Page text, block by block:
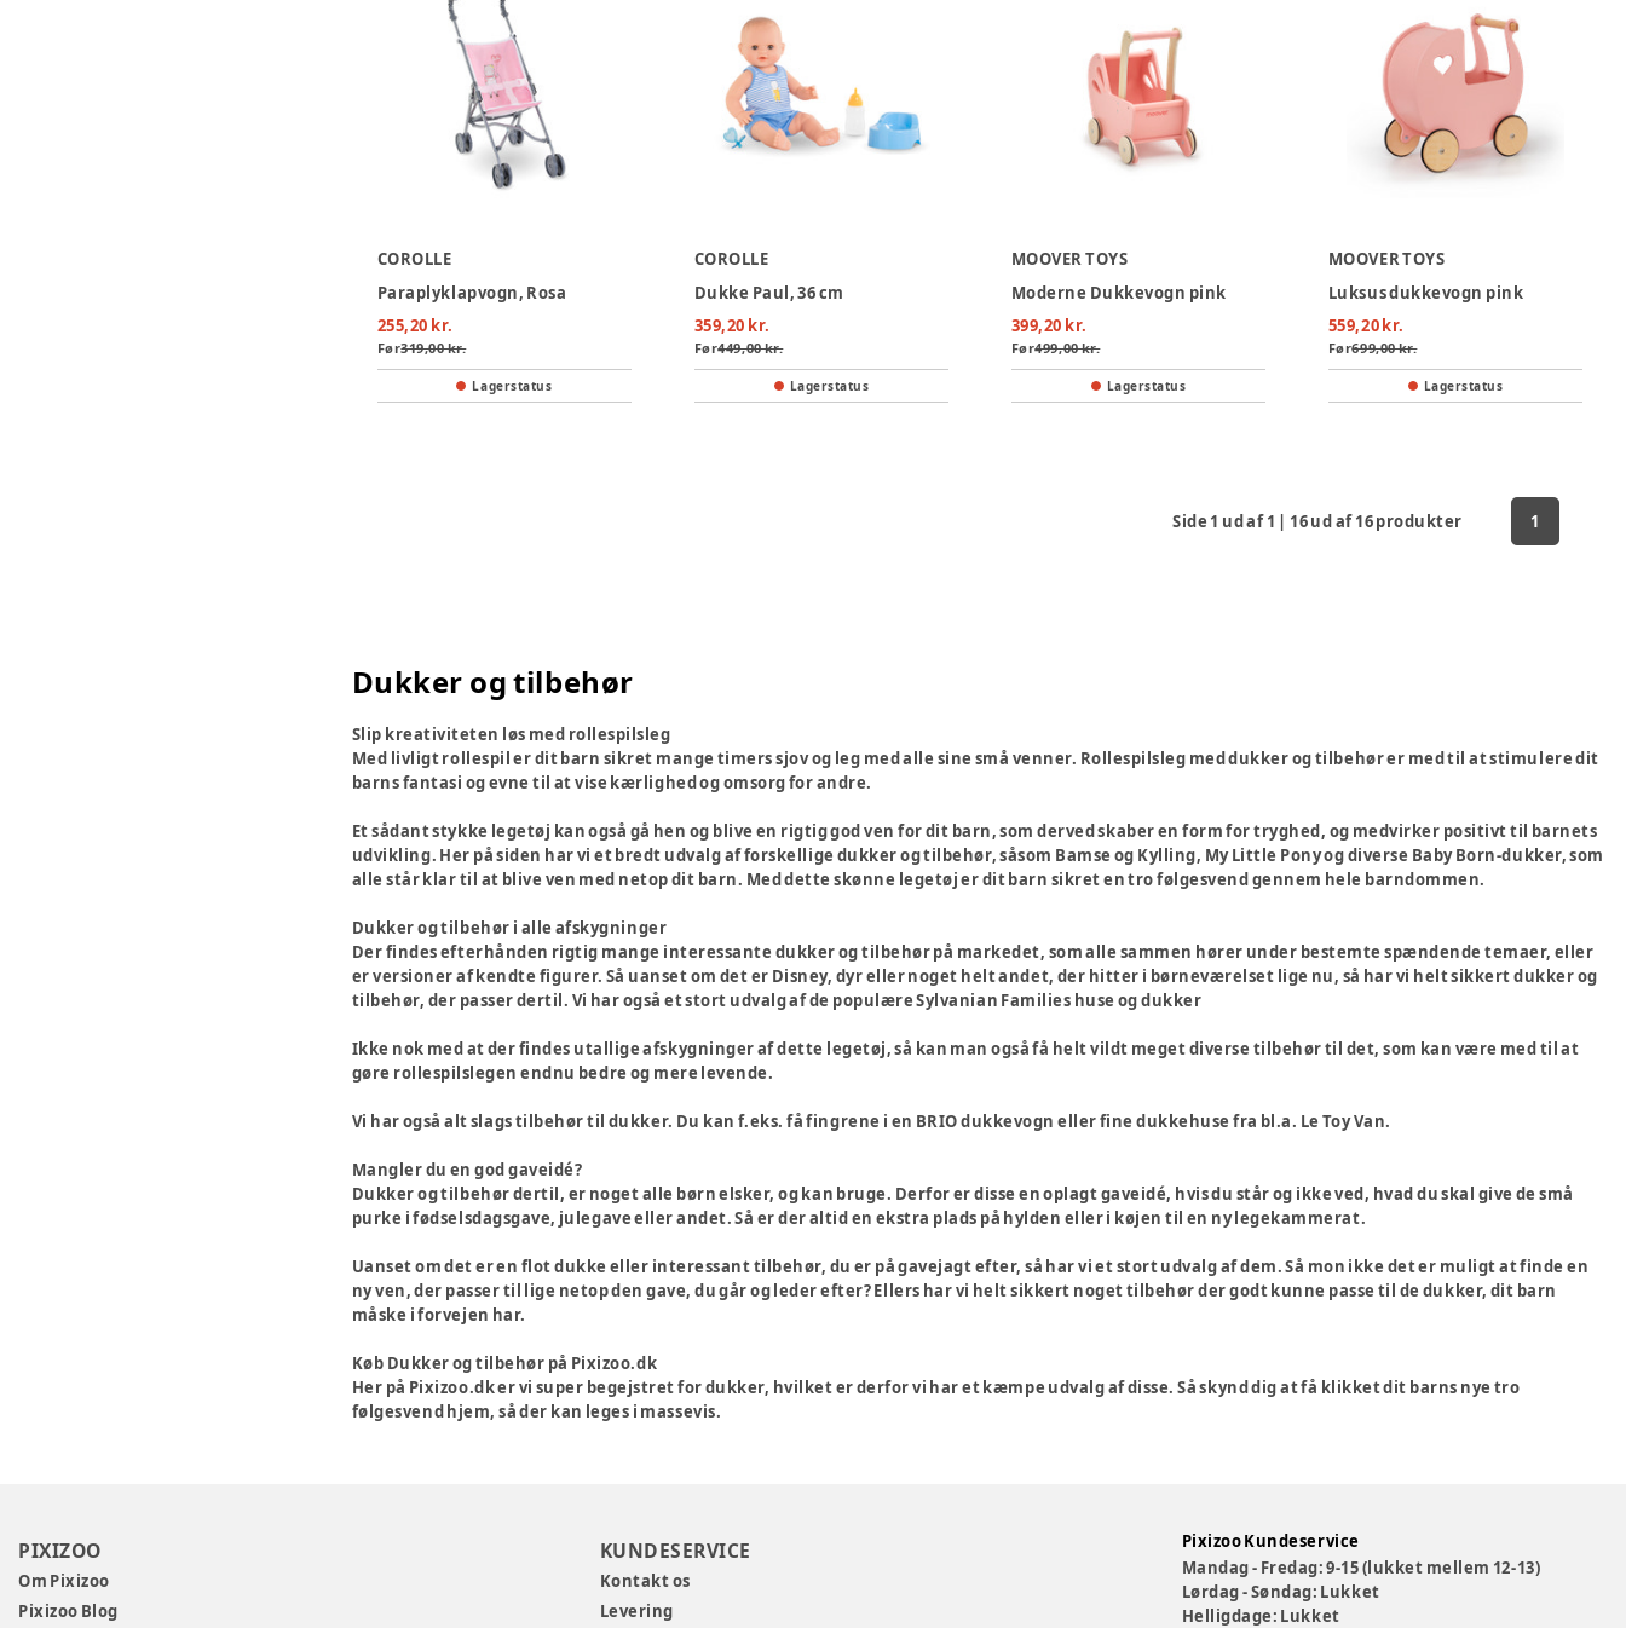
COROLLE
Paraplyklapvogn, Rosa
255,20 kr.
Før319,00 kr.
Lagerstatus
COROLLE
Dukke Paul, 36 cm
359,20 kr.
Før449,00 kr.
Lagerstatus
MOOVER TOYS
Moderne Dukkevogn pink
399,20 kr.
Før499,00 kr.
Lagerstatus
MOOVER TOYS
Luksus dukkevogn pink
559,20 kr.
Før699,00 kr.
Lagerstatus
Side 1 ud af1 | 16ud af16produkter 1
Dukker og tilbehør
Slip kreativiteten løs med rollespilsleg
Med livligt rollespil er dit barn sikret mange timers sjov og leg med alle sine små venner. Rollespilsleg med dukker og tilbehør er med til at stimulere dit
barns fantasi og evne til at vise kærlighed og omsorg for andre.
Et sådant stykke legetøj kan også gå hen og blive en rigtig god ven for dit barn, som derved skaber en form for tryghed, og medvirker positivt til barnets
udvikling. Her på siden har vi et bredt udvalg af forskellige dukker og tilbehør, såsom Bamse og Kylling, My Little Pony og diverse Baby Born-dukker, som
alle står klar til at blive ven med netop dit barn. Med dette skønne legetøj er dit barn sikret en tro følgesvend gennem hele barndommen.
Dukker og tilbehør i alle afskygninger
Der findes efterhånden rigtig mange interessante dukker og tilbehør på markedet, som alle sammen hører under bestemte spændende temaer, eller
er versioner af kendte figurer. Så uanset om det er Disney, dyr eller noget helt andet, der hitter i børneværelset lige nu, så har vi helt sikkert dukker og
tilbehør, der passer dertil. Vi har også et stort udvalg af de populære Sylvanian Families huse og dukker
Ikke nok med at der findes utallige afskygninger af dette legetøj, så kan man også få helt vildt meget diverse tilbehør til det, som kan være med til at
gøre rollespilslegen endnu bedre og mere levende.
Vi har også alt slags tilbehør til dukker. Du kan f.eks. få fingrene i en BRIO dukkevogn eller fine dukkehuse fra bl.a. Le Toy Van.
Mangler du en god gaveidé?
Dukker og tilbehør dertil, er noget alle børn elsker, og kan bruge. Derfor er disse en oplagt gaveidé, hvis du står og ikke ved, hvad du skal give de små
purke i fødselsdagsgave, julegave eller andet. Så er der altid en ekstra plads på hylden eller i køjen til en ny legekammerat.
Uanset om det er en flot dukke eller interessant tilbehør, du er på gavejagt efter, så har vi et stort udvalg af dem. Så mon ikke det er muligt at finde en
ny ven, der passer til lige netop den gave, du går og leder efter? Ellers har vi helt sikkert noget tilbehør der godt kunne passe til de dukker, dit barn
måske i forvejen har.
Køb Dukker og tilbehør på Pixizoo.dk
Her på Pixizoo.dk er vi super begejstret for dukker, hvilket er derfor vi har et kæmpe udvalg af disse. Så skynd dig at få klikket dit barns nye tro
følgesvend hjem, så der kan leges i massevis.
PIXIZOO
Om Pixizoo
Pixizoo Blog
KUNDESERVICE
Kontakt os
Levering
Pixizoo Kundeservice
Mandag - Fredag: 9-15 (lukket mellem 12-13)
Lørdag - Søndag: Lukket
Helligdage: Lukket